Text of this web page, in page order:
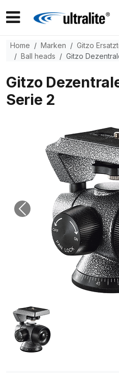
Home Marken Gitzo
Ball heads
Gitzo
Gitzo
Serie 2
Previous